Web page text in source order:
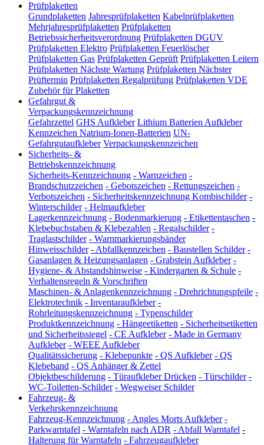
Prüfplaketten
Grundplaketten Jahresprüfplaketten Kabelprüfplaketten
Mehrjahresprüfplaketten Prüfplaketten
Betriebssicherheitsverordnung Prüfplaketten DGUV
Prüfplaketten Elektro Prüfplaketten Feuerlöscher
Prüfplaketten Gas Prüfplaketten Geprüft Prüfplaketten Leitern
Prüfplaketten Nächste Wartung Prüfplaketten Nächster
Prüftermin Prüfplaketten Regalprüfung Prüfplaketten VDE
Zubehör für Plaketten
Gefahrgut &
Verpackungskennzeichnung
Gefahrzettel GHS Aufkleber Lithium Batterien Aufkleber
Kennzeichen Natrium-Ionen-Batterien UN-
Gefahrgutaufkleber Verpackungskennzeichen
Sicherheits- &
Betriebskennzeichnung
Sicherheits-Kennzeichnung - Warnzeichen -
Brandschutzzeichen - Gebotszeichen - Rettungszeichen -
Verbotszeichen - Sicherheitskennzeichnung Kombischilder -
Winterschilder - Helmaufkleber
Lagerkennzeichnung - Bodenmarkierung - Etikettentaschen -
Klebebuchstaben & Klebezahlen - Regalschilder -
Traglastschilder - Warnmarkierungsbänder
Hinweisschilder - Abfallkennzeichen - Baustellen Schilder -
Gasanlagen & Heizungsanlagen - Grabstein Aufkleber -
Hygiene- & Abstandshinweise - Kindergarten & Schule -
Verhaltensregeln & Vorschriften
Maschinen- & Anlagenkennzeichnung - Drehrichtungspfeile -
Elektrotechnik - Inventaraufkleber -
Rohrleitungskennzeichnung - Typenschilder
Produktkennzeichnung - Hängeetiketten - Sicherheitsetiketten
und Sicherheitssiegel - CE Aufkleber - Made in Germany
Aufkleber - WEEE Aufkleber
Qualitätssicherung - Klebepunkte - QS Aufkleber - QS
Klebeband - QS Anhänger & Zettel
Objektbeschilderung - Türaufkleber Drücken - Türschilder -
WC-Toiletten-Schilder - Wegweiser Schilder
Fahrzeug- &
Verkehrskennzeichnung
Fahrzeug-Kennzeichnung - Angles Morts Aufkleber -
Parkwarntafel - Warntafeln nach ADR - Abfall Warntafel -
Halterung für Warntafeln - Fahrzeugaufkleber